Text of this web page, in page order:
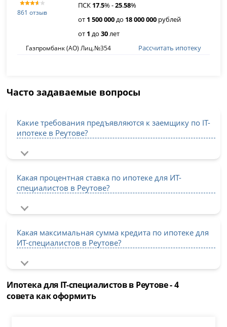
861 отзыв
ПСК 17.5% -25.58%
от 1 500 000до 18 000 000 рублей
от 1 до30лет
Газпромбанк (АО) Лиц.№354 Рассчитать ипотеку
Часто задаваемые вопросы
Какие требования предъявляются к заемщику по IT-
ипотеке в Реутове?
Какая процентная ставка по ипотеке для ИТ-
специалистов в Реутове?
Какая максимальная сумма кредита по ипотеке для
ИТ-специалистов в Реутове?
Ипотека для IT-специалистов в Реутове - 4
совета как оформить